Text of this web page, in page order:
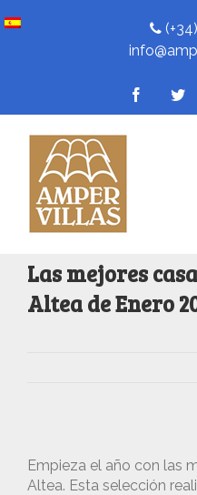
Las mejores
Altea de Enero
Empieza el año con las
Altea. Esta selección